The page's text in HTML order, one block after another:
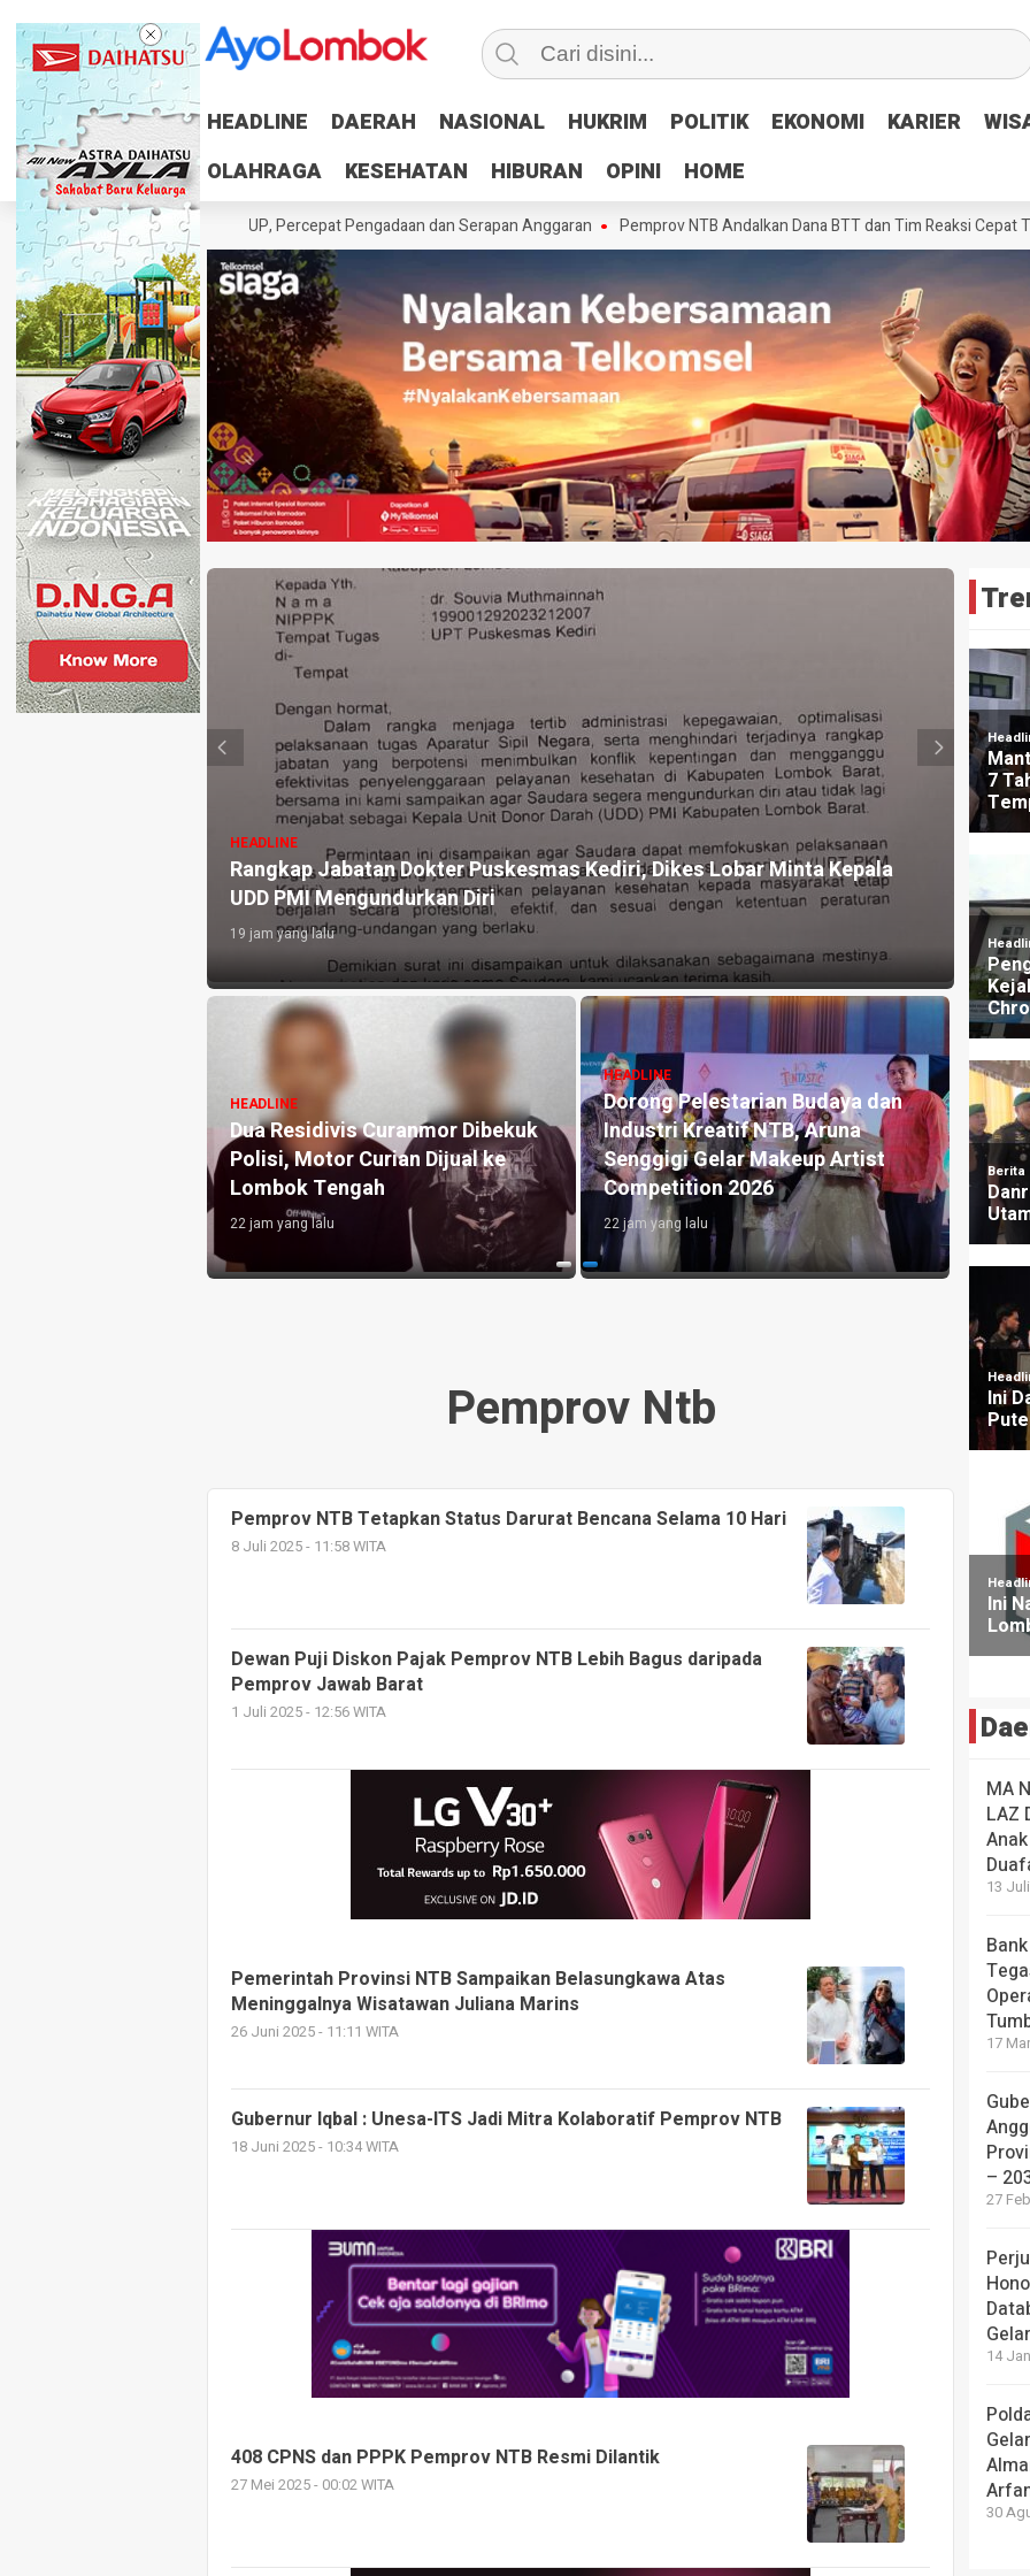
HEADLINE DAERAH NASIONAL HUKRIM POLITIK EKONOMI KARIER
OLAHRAGA
KESEHATAN HIBURAN OPINI HOME
HEADLINE DAERAH NASIONAL HUKRIM POLITIK EKONOMI KARIER
OLAHRAGA
KESEHATAN HIBURAN OPINI HOME
Tuntaskan 100 Persen RUP, Percepat Pengadaan dan Serapan Anggaran Pemprov NTB Andalkan Dana BTT dan Tim Reaksi Cepat Tangani
HEADLINE
Rangkap Jabatan Dokter Puskesmas Kediri, Dikes Lobar Minta Kepala
UDD PMI Mengundurkan Diri
19 jam yang lalu
HEADLINE
Dua Residivis Curanmor Dibekuk
Polisi, Motor Curian Dijual ke
Lombok Tengah
22 jam yang lalu
HEADLINE
Dorong Pelestarian Budaya dan
Industri Kreatif NTB, Aruna
Senggigi Gelar Makeup Artist
Competition 2026
22 jam yang lalu
4 jam
Bidik
NTB
18
Pemprov Ntb
Pemprov NTB Tetapkan Status Darurat Bencana Selama 10 Hari
8 Juli 2025 - 11:58 WITA
Dewan Puji Diskon Pajak Pemprov NTB Lebih Bagus daripada
Pemprov Jawab Barat
1 Juli 2025 - 12:56 WITA
Pemerintah Provinsi NTB Sampaikan Belasungkawa Atas
Meninggalnya Wisatawan Juliana Marins
26 Juni 2025 - 11:11 WITA
Gubernur Iqbal : Unesa-ITS Jadi Mitra Kolaboratif Pemprov NTB
18 Juni 2025 - 10:34 WITA
408 CPNS dan PPPK Pemprov NTB Resmi Dilantik
27 Mei 2025 - 00:02 WITA
MA
LAZ
13
17
–
27
14
30